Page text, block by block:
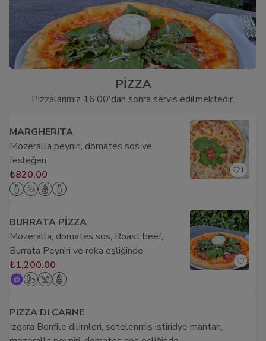
PİZZA
Pizzalarımız 16:00'dan sonra servis edilmektedir.
MARGHERITA
Mozeralla peyniri, domates sos ve
fesleğen
₺820.00
1
BURRATA PİZZA
Mozeralla, domates sos, Roast beef,
Burrata Peyniri ve roka eşliğinde
₺1,200.00
PIZZA DI CARNE
Izgara Bonfile dilimleri, sotelenmiş istiridye mantarı,